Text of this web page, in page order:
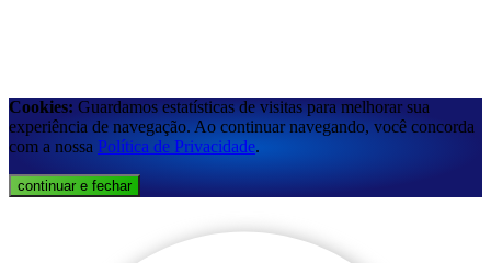
Cookies: Guardamos estatísticas de visitas para melhorar sua
experiência de navegação. Ao continuar navegando, você concorda
com a nossa Política de Privacidade.
continuar e fechar